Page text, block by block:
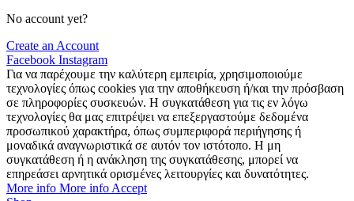
No account yet?
Create an Account
Facebook Instagram
Για να παρέχουμε την καλύτερη εμπειρία, χρησιμοποιούμε
τεχνολογίες όπως cookies για την αποθήκευση ή/και την πρόσβαση
σε πληροφορίες συσκευών. Η συγκατάθεση για τις εν λόγω
τεχνολογίες θα μας επιτρέψει να επεξεργαστούμε δεδομένα
προσωπικού χαρακτήρα, όπως συμπεριφορά περιήγησης ή
μοναδικά αναγνωριστικά σε αυτόν τον ιστότοπο. Η μη
συγκατάθεση ή η ανάκληση της συγκατάθεσης, μπορεί να
επηρεάσει αρνητικά ορισμένες λειτουργίες και δυνατότητες.
More info More info Accept